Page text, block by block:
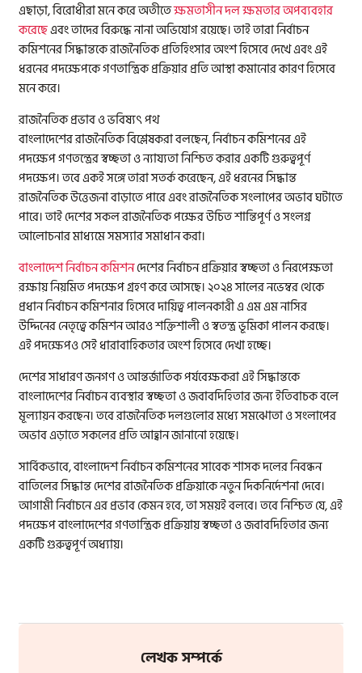
এছাড়া, বিরোধীরা মনে করে অতীতেক্ষমতাসীন দল ক্ষমতার অপব্যবহার
করেছেএবং তাদের বিরুদ্ধে নানা অভিযোগ রয়েছে। তাই তারা নির্বাচন
কমিশনের সিদ্ধান্তকে রাজনৈতিক প্রতিহিংসার অংশ হিসেবে দেখে এবং এই
ধরনের পদক্ষেপকে গণতান্ত্রিক প্রক্রিয়ার প্রতি আস্থা কমানোর কারণ হিসেবে
মনে করে।
রাজনৈতিক প্রভাব ও ভবিষ্যৎ পথ
বাংলাদেশের রাজনৈতিক বিশ্লেষকরা বলছেন, নির্বাচন কমিশনের এই
পদক্ষেপ গণতন্ত্রের স্বচ্ছতা ও ন্যায্যতা নিশ্চিত করার একটি গুরুত্বপূর্ণ
পদক্ষেপ। তবে একই সঙ্গে তারা সতর্ক করেছেন, এই ধরনের সিদ্ধান্ত
রাজনৈতিক উত্তেজনা বাড়াতে পারে এবং রাজনৈতিক সংলাপের অভাব ঘটাতে
পারে। তাই দেশের সকল রাজনৈতিক পক্ষের উচিত শান্তিপূর্ণ ও সংলগ্ন
আলোচনার মাধ্যমে সমস্যার সমাধান করা।
বাংলাদেশ নির্বাচন কমিশনদেশের নির্বাচন প্রক্রিয়ার স্বচ্ছতা ও নিরপেক্ষতা
রক্ষায় নিয়মিত পদক্ষেপ গ্রহণ করে আসছে। ২০২৪ সালের নভেম্বর থেকে
প্রধান নির্বাচন কমিশনার হিসেবে দায়িত্ব পালনকারী এ এম এম নাসির
উদ্দিনের নেতৃত্বে কমিশন আরও শক্তিশালী ও স্বতন্ত্র ভূমিকা পালন করছে।
এই পদক্ষেপও সেই ধারাবাহিকতার অংশ হিসেবে দেখা হচ্ছে।
দেশের সাধারণ জনগণ ও আন্তর্জাতিক পর্যবেক্ষকরা এই সিদ্ধান্তকে
বাংলাদেশের নির্বাচন ব্যবস্থার স্বচ্ছতা ও জবাবদিহিতার জন্য ইতিবাচক বলে
মূল্যায়ন করছেন। তবে রাজনৈতিক দলগুলোর মধ্যে সমঝোতা ও সংলাপের
অভাব এড়াতে সকলের প্রতি আহ্বান জানানো হয়েছে।
সার্বিকভাবে, বাংলাদেশ নির্বাচন কমিশনের সাবেক শাসক দলের নিবন্ধন
বাতিলের সিদ্ধান্ত দেশের রাজনৈতিক প্রক্রিয়াকে নতুন দিকনির্দেশনা দেবে।
আগামী নির্বাচনে এর প্রভাব কেমন হবে, তা সময়ই বলবে। তবে নিশ্চিত যে, এই
পদক্ষেপ বাংলাদেশের গণতান্ত্রিক প্রক্রিয়ায় স্বচ্ছতা ও জবাবদিহিতার জন্য
একটি গুরুত্বপূর্ণ অধ্যায়।
লেখক সম্পর্কে